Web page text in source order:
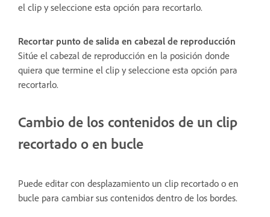
el clip y seleccione esta opción para recortarlo.
Recortar punto de salida en cabezal de reproducción
Sitúe el cabezal de reproducción en la posición donde
quiera que termine el clip y seleccione esta opción para
recortarlo.
Cambio de los contenidos de un clip
recortado o en bucle
Puede editar con desplazamiento un clip recortado o en
bucle para cambiar sus contenidos dentro de los bordes.